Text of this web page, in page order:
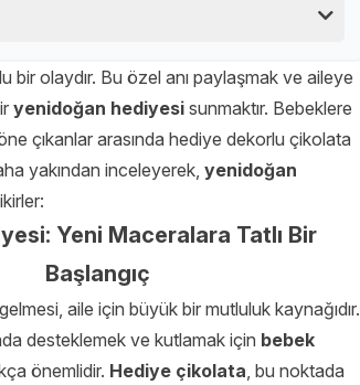
olaydır. Bu özel anı paylaşmak ve aileye
yenidoğan hediyesi sunmaktır. Bebeklere
çıkanlar arasında hediye dekorlu çikolata
yakından inceleyerek, yenidoğan
Yeni Maceralara Tatlı Bir
Başlangıç
aile için büyük bir mutluluk kaynağıdır.
desteklemek ve kutlamak için bebek
önemlidir. Hediye çikolata, bu noktada